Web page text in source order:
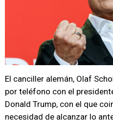
El canciller alemán, Olaf
por teléfono con el
Donald Trump, con el que
necesidad de alcanzar lo